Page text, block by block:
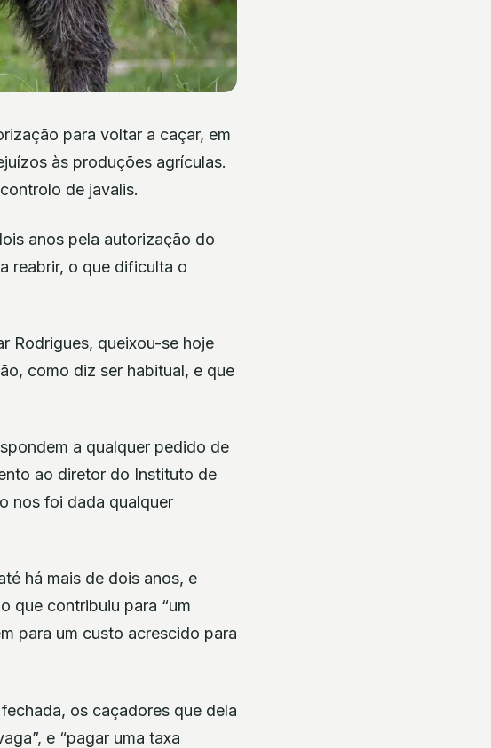
para voltar a caçar, em
às produções agrículas.
de javalis.
anos pela autorização do
reabrir, o que dificulta o
Rodrigues, queixou-se hoje
como diz ser habitual, e que
a qualquer pedido de
ao diretor do Instituto de
nos foi dada qualquer
há mais de dois anos, e
que contribuiu para “um
para um custo acrescido para
os caçadores que dela
e “pagar uma taxa